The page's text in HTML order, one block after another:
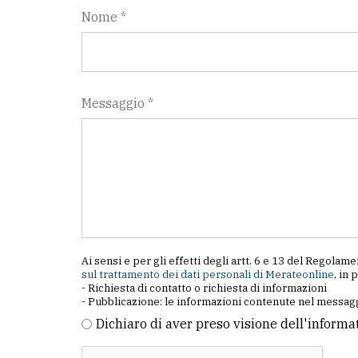
Nome *
Messaggio *
Ai sensi e per gli effetti degli artt. 6 e 13 del
sul trattamento dei dati personali di Merateonline, in
- Richiesta di contatto o richiesta di informazioni
- Pubblicazione: le informazioni contenute nel
Dichiaro di aver preso visione